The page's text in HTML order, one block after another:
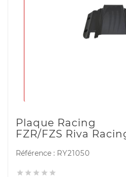
Plaque Racing
FZR/FZS Riva
Référence : RY21050
    